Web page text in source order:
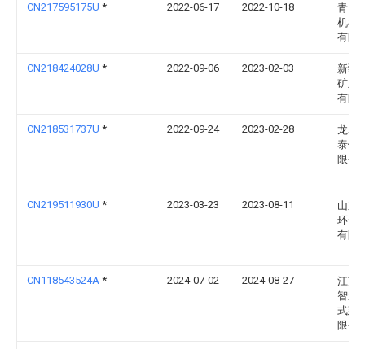
CN217595175U * 2022-06-17 2022-10-18
青岛
机械
有限
CN218424028U * 2022-09-06 2023-02-03
新疆
矿业
有限
CN218531737U * 2022-09-24 2023-02-28
龙岩
泰饲
限公
CN219511930U * 2023-03-23 2023-08-11
山东
环保
有限
CN118543524A * 2024-07-02 2024-08-27
江苏
智造
式建
限公